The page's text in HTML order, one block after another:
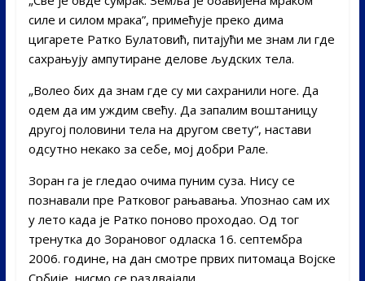
силе и силом мрака”, примећује преко дима
цигарете Ратко Булатовић, питајући ме знам ли где
сахрањују ампутиране делове људских тела.
„Волео бих да знам где су ми сахранили ноге. Да
одем да им уждим свећу. Да запалим воштаницу
другој половини тела на другом свету“, настави
одсутно некако за себе, мој добри Рале.
Зоран га је гледао очима пуним суза. Нису се
познавали пре Ратковог рањавања. Упознао сам их
у лето када је Ратко поново проходао. Од тог
тренутка до Зорановог одласка 16. септембра
2006. године, на дан смотре првих питомаца Војске
Србије, нисмо се раздвајали.